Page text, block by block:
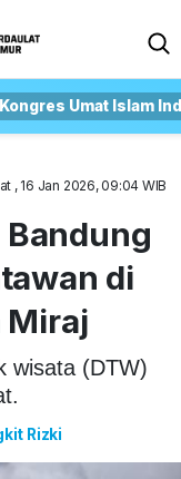
Umat Islam
, 16 Jan 2026, 09:04 WIB
di
wisata (DTW)
Rizki